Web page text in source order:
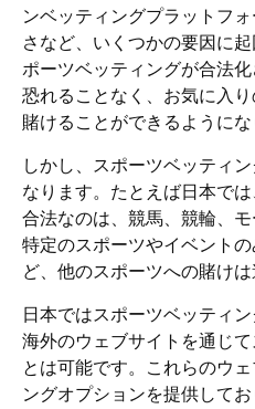
ンベッティングプラットフ
さなど、いくつかの要因に
ポーツベッティングが合法
恐れることなく、お気に入
賭けることができるようにな
しかし、スポーツベッティ
なります。たとえば日本で
合法なのは、競馬、競輪、モ
特定のスポーツやイベント
ど、他のスポーツへの賭けは
日本ではスポーツベッティ
海外のウェブサイトを通じ
とは可能です。これらのウ
ングオプションを提供して